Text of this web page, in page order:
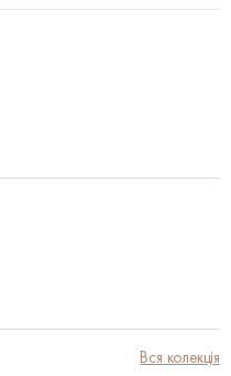
Вся колекція